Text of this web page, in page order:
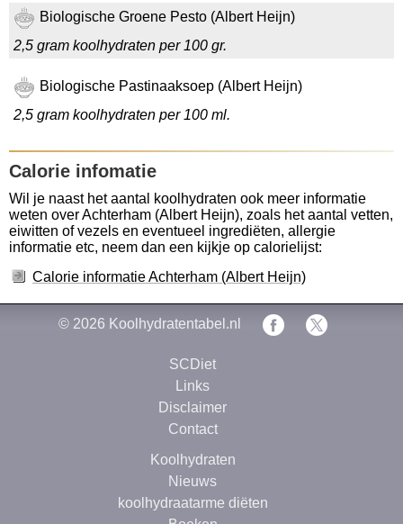
Biologische Groene Pesto (Albert Heijn)
2,5 gram koolhydraten per 100 gr.
Biologische Pastinaaksoep (Albert Heijn)
2,5 gram koolhydraten per 100 ml.
Calorie infomatie
Wil je naast het aantal koolhydraten ook meer informatie
weten over Achterham (Albert Heijn), zoals het aantal vetten,
eiwitten of vezels en eventueel ingrediëten, allergie
informatie etc, neem dan een kijkje op calorielijst:
Calorie informatie Achterham (Albert Heijn)
© 2026 Koolhydratentabel.nl
SCDiet
Links
Disclaimer
Contact
Koolhydraten
Nieuws
koolhydraatarme diëten